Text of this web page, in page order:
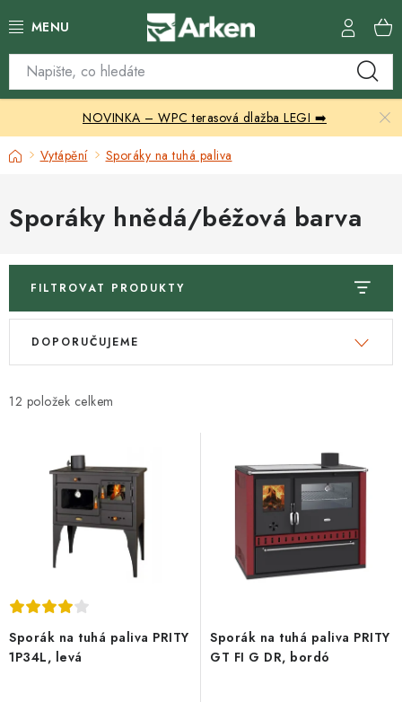
na
Skleníky
Zahradní přístřešky
Grily a ohniště
Vytápění
Kontakty
NOVINKA – WPC terasová dlažba LEGI ➡️
DomůVytápění Sporáky na tuhá paliva
Sporáky hnědá/béžová barva
FILTROVAT PRODUKTY
V
i
t
ů
12
Ř
e
k
t
ů
DOPORUČUJEME
Sporák na tuhá paliva PRITY
1P34L, levá
Sporák na tuhá paliva PRITY
GT FI G DR, bordó